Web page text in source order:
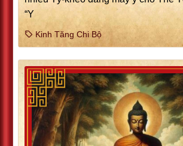
“Y
Kinh Tăng Chi Bộ